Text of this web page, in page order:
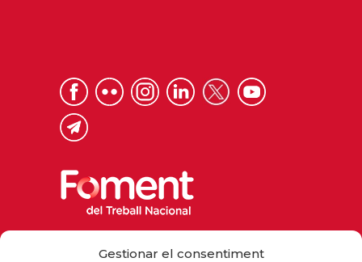
Gestionar el consentiment